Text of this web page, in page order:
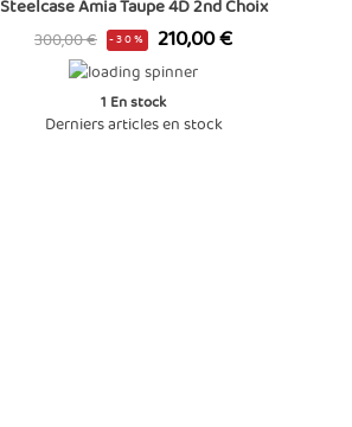
Steelcase Amia Taupe 4D 2nd Choix
Prix
300,00 € -30% Prix
210,00 €
1 En stock
Derniers articles en stock